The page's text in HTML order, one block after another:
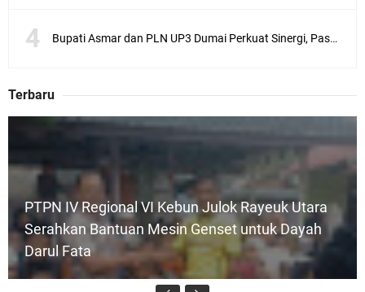
Bupati Asmar dan PLN UP3 Dumai Perkuat Sinergi, Pastikan Layanan Listrik Kepulauan Meranti Semakin Andal
Terbaru
PTPN IV Regional VI Kebun Julok Rayeuk Utara
Serahkan Bantuan Mesin Genset untuk Dayah
Darul Fata